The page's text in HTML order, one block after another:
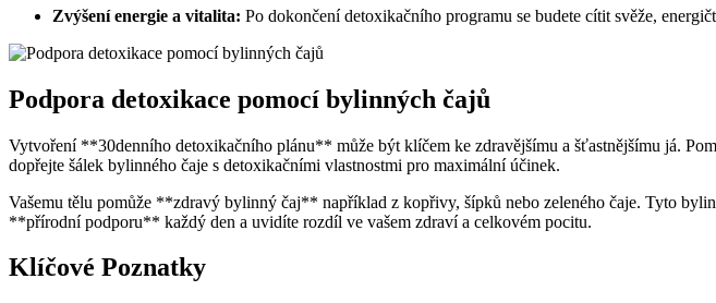
Zvýšení energie a vitalita: Po dokončení detoxikačního programu se budete cítit svěže,
Podpora detoxikace pomocí bylinných čajů
Vytvoření **30denního detoxikačního plánu** může být klíčem ke zdravějšímu a šťastnějšímu já.
dopřejte šálek bylinného čaje s detoxikačními vlastnostmi pro maximální účinek.
Vašemu tělu pomůže **zdravý bylinný čaj** například z kopřivy, šípků nebo zeleného čaje. Tyto
**přírodní podporu** každý den a uvidíte rozdíl ve vašem zdraví a celkovém pocitu.
Klíčové Poznatky